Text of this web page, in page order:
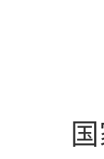
国家